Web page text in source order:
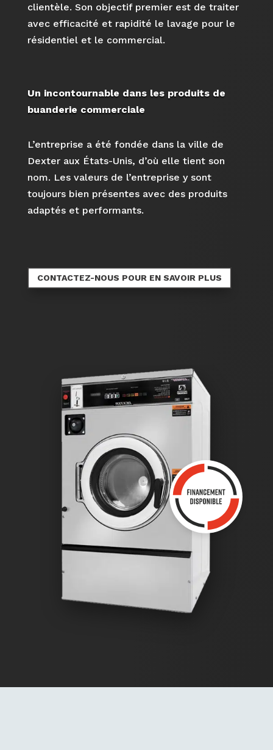
clientèle. Son objectif premier est de traiter
avec efficacité et rapidité le lavage pour le
résidentiel et le commercial.
Un incontournable dans les produits de
buanderie commerciale
L’entreprise a été fondée dans la ville de
Dexter aux États-Unis, d’où elle tient son
nom. Les valeurs de l’entreprise y sont
toujours bien présentes avec des produits
adaptés et performants.
CONTACTEZ-NOUS POUR EN SAVOIR PLUS